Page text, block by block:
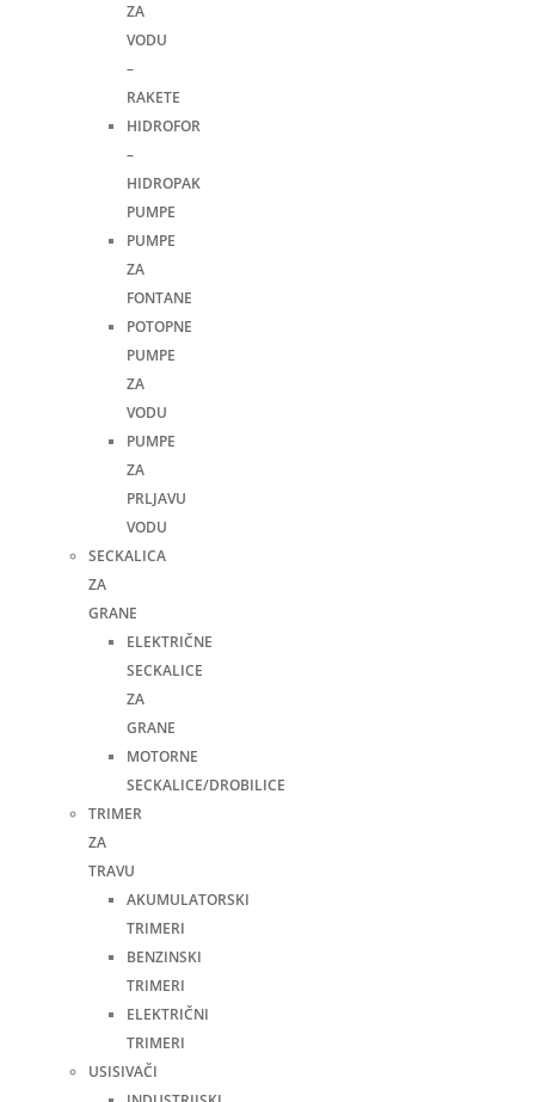
ZA
VODU
–
RAKETE
HIDROFOR
–
HIDROPAK
PUMPE
PUMPE
ZA
FONTANE
POTOPNE
PUMPE
ZA
VODU
PUMPE
ZA
PRLJAVU
VODU
SECKALICA
ZA
GRANE
ELEKTRIČNE
SECKALICE
ZA
GRANE
MOTORNE
SECKALICE/DROBILICE
TRIMER
ZA
TRAVU
AKUMULATORSKI
TRIMERI
BENZINSKI
TRIMERI
ELEKTRIČNI
TRIMERI
USISIVAČI